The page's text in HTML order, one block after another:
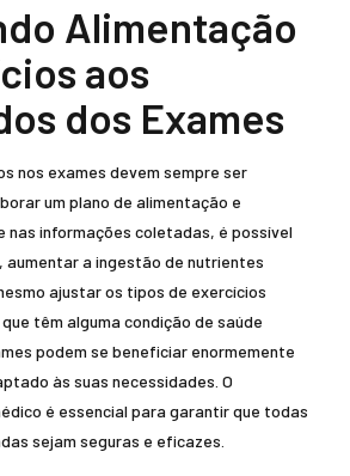
Alimentação
aos
dos Exames
nos exames devem sempre ser
um plano de alimentação e
nas informações coletadas, é possível
aumentar a ingestão de nutrientes
ajustar os tipos de exercícios
têm alguma condição de saúde
podem se beneficiar enormemente
às suas necessidades. O
é essencial para garantir que todas
sejam seguras e eficazes.